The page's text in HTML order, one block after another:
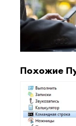
Похожие